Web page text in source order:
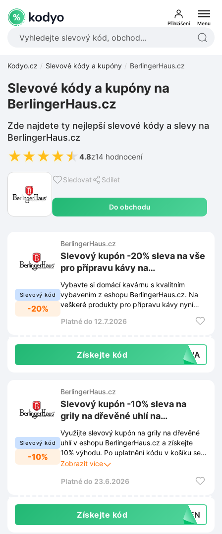
Přihlášení Menu
Kodyo.cz Slevové kódy a kupóny BerlingerHaus.cz
Sledovat Sdílet
Do obchodu
Slevové kódy a kupóny na
BerlingerHaus.cz
Zde najdete ty nejlepší slevové kódy a slevy na
BerlingerHaus.cz
★★★★★ 4.8z14 hodnocení
Slevový kód
-20%
BerlingerHaus.cz
Slevový kupón -20% sleva na vše
pro přípravu kávy na
BerlingerHaus.cz
Vybavte si domácí kavárnu s kvalitním
vybavením z eshopu BerlingerHaus.cz. Na
veškeré produkty pro přípravu kávy nyní
Platné do 12.7.2026
Získejte kód ÁVA
Slevový kód
-10%
BerlingerHaus.cz
Slevový kupón -10% sleva na
grily na dřevěné uhlí na
BerlingerHaus.cz
Využijte slevový kupón na grily na dřevěné
uhlí v eshopu BerlingerHaus.cz a získejte
10% výhodu. Po uplatnění kódu v košíku se
cena vybraného zboží automaticky sníží.
Zobrazit více
Platné do 23.6.2026
Získejte kód OHEN